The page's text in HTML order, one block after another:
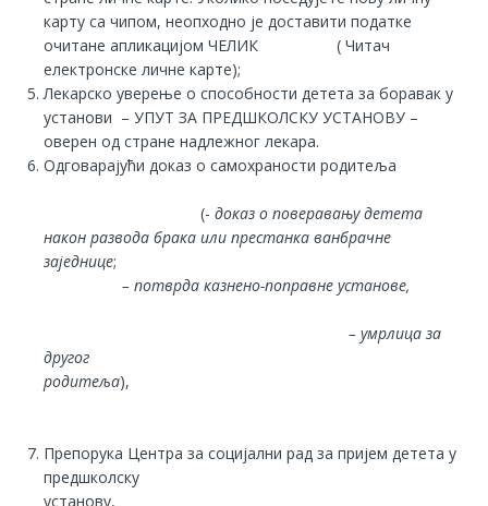
карту са чипом, неопходно је доставити податке
очитане апликацијом ЧЕЛИК ( Читач
електронске личне карте);
Лекарско уверење о способности детета за боравак у
установи – УПУТ ЗА ПРЕДШКОЛСКУ УСТАНОВУ –
оверен од стране надлежног лекара.
Одговарајући доказ о самохраности родитеља
(- доказ о поверавању детета
након развода брака или престанка ванбрачне
заједнице;
– потврда казнено-поправне установе,
– умрлица за
другог
родитеља),
Препорука Центра за социјални рад за пријем детета у
предшколску
установу,